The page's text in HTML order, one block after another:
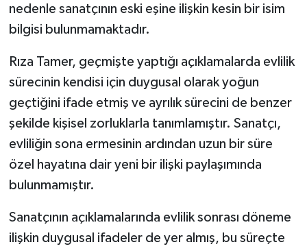
nedenle sanatçının eski eşine ilişkin kesin bir isim
bilgisi bulunmamaktadır.
Rıza Tamer, geçmişte yaptığı açıklamalarda evlilik
sürecinin kendisi için duygusal olarak yoğun
geçtiğini ifade etmiş ve ayrılık sürecini de benzer
şekilde kişisel zorluklarla tanımlamıştır. Sanatçı,
evliliğin sona ermesinin ardından uzun bir süre
özel hayatına dair yeni bir ilişki paylaşımında
bulunmamıştır.
Sanatçının açıklamalarında evlilik sonrası döneme
ilişkin duygusal ifadeler de yer almış, bu süreçte